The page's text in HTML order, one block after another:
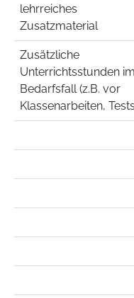
lehrreiches
Zusatzmaterial
Zusätzliche
Unterrichtsstunden im
Bedarfsfall (z.B. vor
Klassenarbeiten,